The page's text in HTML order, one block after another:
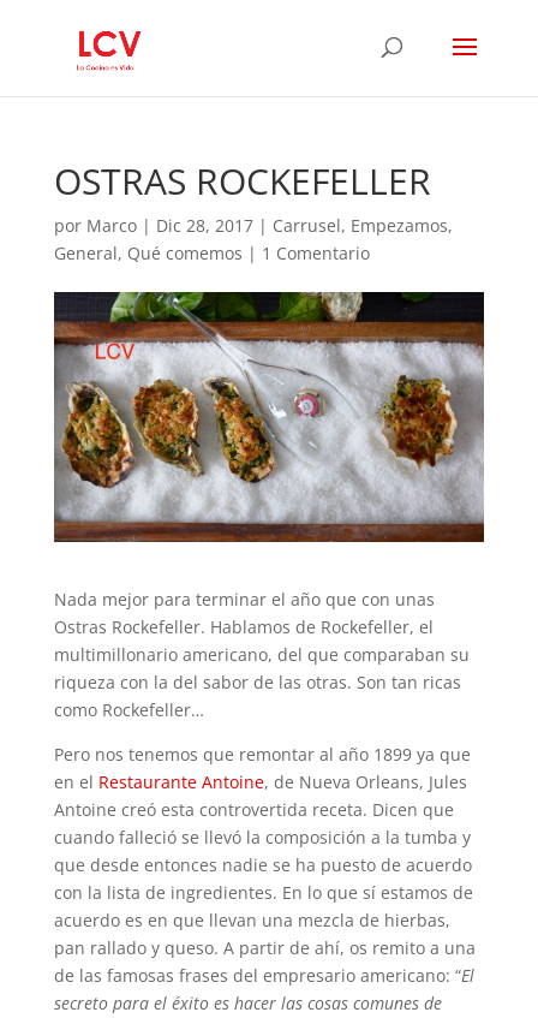
OSTRAS ROCKEFELLER
por Marco| Dic 28, 2017| Carrusel, Empezamos,
General, Qué comemos | 1 Comentario
Nada mejor para terminar el año que con unas
Ostras Rockefeller. Hablamos de Rockefeller, el
multimillonario americano, del que comparaban su
riqueza con la del sabor de las otras. Son tan ricas
como Rockefeller…
Pero nos tenemos que remontar al año 1899 ya que
en el Restaurante Antoine, de Nueva Orleans, Jules
Antoine creó esta controvertida receta. Dicen que
cuando falleció se llevó la composición a la tumba y
que desde entonces nadie se ha puesto de acuerdo
con la lista de ingredientes. En lo que sí estamos de
acuerdo es en que llevan una mezcla de hierbas,
pan rallado y queso. A partir de ahí, os remito a una
de las famosas frases del empresario americano: “El
secreto para el éxito es hacer las cosas comunes de